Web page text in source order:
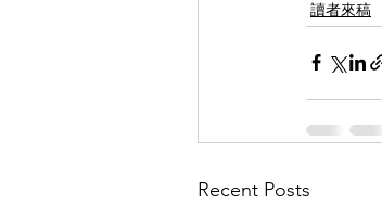
讀者來稿
Recent Posts